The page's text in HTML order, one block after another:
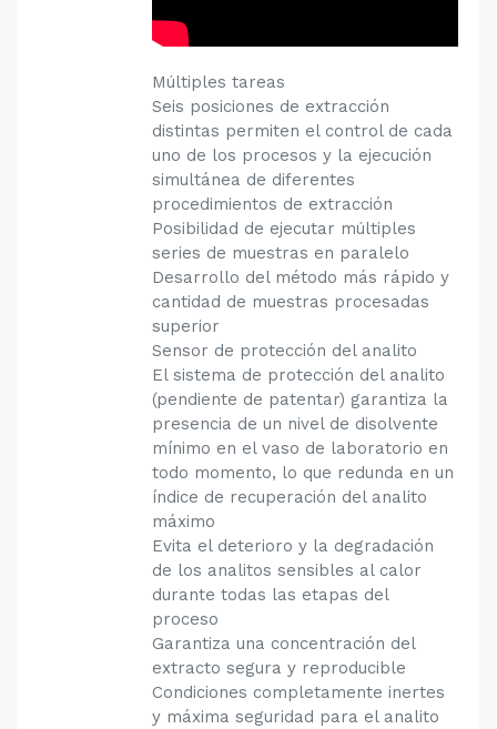
Múltiples tareas
Seis posiciones de extracción
distintas permiten el control de cada
uno de los procesos y la ejecución
simultánea de diferentes
procedimientos de extracción
Posibilidad de ejecutar múltiples
series de muestras en paralelo
Desarrollo del método más rápido y
cantidad de muestras procesadas
superior
Sensor de protección del analito
El sistema de protección del analito
(pendiente de patentar) garantiza la
presencia de un nivel de disolvente
mínimo en el vaso de laboratorio en
todo momento, lo que redunda en un
índice de recuperación del analito
máximo
Evita el deterioro y la degradación
de los analitos sensibles al calor
durante todas las etapas del
proceso
Garantiza una concentración del
extracto segura y reproducible
Condiciones completamente inertes
y máxima seguridad para el analito